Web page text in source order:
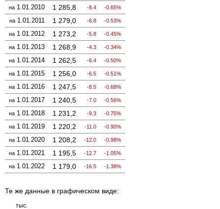
на 1.01.2010 1 285,8 -8.4 -0.65%
на1.01.2011 1 279,0 -6.8 -0.53%
на 1.01.2012 1 273,2 -5.8 -0.45%
на 1.01.2013 1 268,9 -4.3 -0.34%
на 1.01.2014 1 262,5 -6.4 -0.50%
на 1.01.2015 1 256,0 -6.5 -0.51%
на 1.01.2016 1 247,5 -8.5 -0.68%
на 1.01.2017 1 240,5 -7.0 -0.56%
на 1.01.2018 1 231,2 -9.3 -0.75%
на 1.01.2019 1 220,2 -11.0 -0.90%
на 1.01.2020 1 208,2 -12.0 -0.98%
на 1.01.2021 1 195,5 -12.7 -1.05%
на 1.01.2022 1 179,0 -16.5 -1.38%
Те же данные в графическом виде: